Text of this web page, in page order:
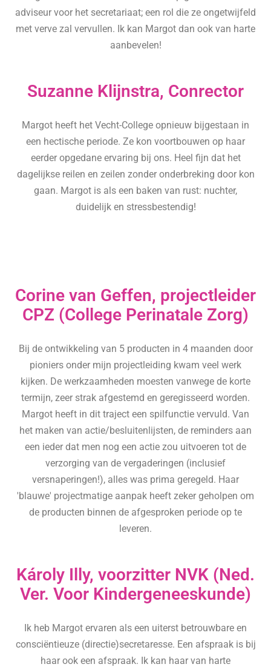
adviseur voor het secretariaat; een rol die ze ongetwijfeld
met verve zal vervullen. Ik kan Margot dan ook van harte
aanbevelen!
Suzanne Klijnstra, Conrector
Margot heeft het Vecht-College opnieuw bijgestaan in
een hectische periode. Ze kon voortbouwen op haar
eerder opgedane ervaring bij ons. Heel fijn dat het
dagelijkse reilen en zeilen zonder onderbreking door kon
gaan. Margot is als een baken van rust: nuchter,
duidelijk en stressbestendig!
Corine van Geffen, projectleider
CPZ (College Perinatale Zorg)
Bij de ontwikkeling van 5 producten in 4 maanden door
pioniers onder mijn projectleiding kwam veel werk
kijken. De werkzaamheden moesten vanwege de korte
termijn, zeer strak afgestemd en geregisseerd worden.
Margot heeft in dit traject een spilfunctie vervuld. Van
het maken van actie/besluitenlijsten, de reminders aan
een ieder dat men nog een actie zou uitvoeren tot de
verzorging van de vergaderingen (inclusief
versnaperingen!), alles was prima geregeld. Haar
'blauwe' projectmatige aanpak heeft zeker geholpen om
de producten binnen de afgesproken periode op te
leveren.
Károly Illy, voorzitter NVK (Ned.
Ver. Voor Kindergeneeskunde)
Ik heb Margot ervaren als een uiterst betrouwbare en
consciëntieuze (directie)secretaresse. Een afspraak is bij
haar ook een afspraak. Ik kan haar van harte